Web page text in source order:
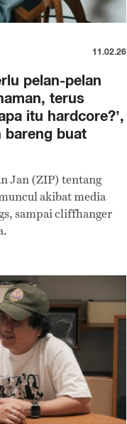
11.02.26
pelan-pelan
terus
itu hardcore?’,
bareng buat
Jan (ZIP) tentang
akibat media
sampai cliffhanger